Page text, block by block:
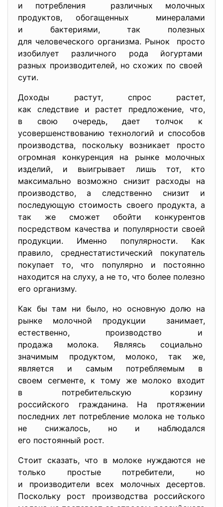
и потребления различных молочных
продуктов, обогащенных минералами
и бактериями, так полезных
для человеческого организма. Рынок просто
изобилует различного рода йогуртами
разных производителей, но схожих по своей
сути.
Доходы растут, спрос растет,
как следствие и растет предложение, что,
в свою очередь, дает толчок к
усовершенствованию технологий и способов
производства, поскольку возникает просто
огромная конкуренция на рынке молочных
изделий, и выигрывает лишь тот, кто
максимально возможно снизит расходы на
производство, а следственно снизит и
последующую стоимость своего продукта, а
так же сможет обойти конкурентов
посредством качества и популярности своей
продукции. Именно популярности. Как
правило, среднестатистический покупатель
покупает то, что популярно и постоянно
находится на слуху, а не то, что более полезно
его организму.
Как бы там ни было, но основную долю на
рынке молочной продукции занимает,
естественно, производство и
продажа молока. Являясь социально
значимым продуктом, молоко, так же,
является и самым потребляемым в
своем сегменте, к тому же молоко входит
в потребительскую корзину
российского гражданина. На протяжении
последних лет потребление молока не только
не снижалось, но и наблюдался
его постоянный рост.
Стоит сказать, что в молоке нуждаются не
только простые потребители, но
и производители всех молочных десертов.
Поскольку рост производства российского